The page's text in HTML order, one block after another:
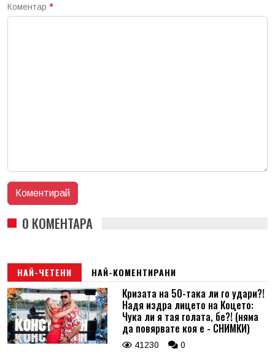
Коментар *
0 КОМЕНТАРА
НАЙ-ЧЕТЕНИ НАЙ-КОМЕНТИРАНИ
Кризата на 50-така ли го удари?!
Надя издра лицето на Коцето:
Чука ли я тая голата, бе?! (няма
да повярвате коя е - СНИМКИ)
41230 0